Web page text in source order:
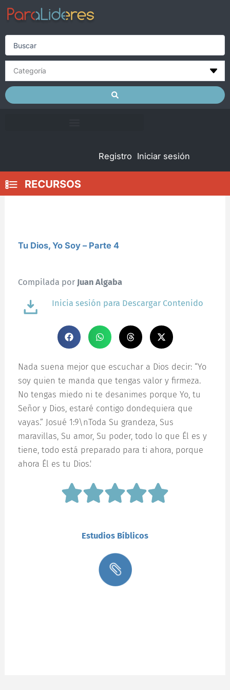
Skip
content
Search
Registro Iniciar sesión
Tu Dios, Yo Soy – Parte 4
Compilada por Juan Algaba
Inicia sesión para Descargar Contenido
Nada suena mejor que escuchar a Dios decir: “Yo
soy quien te manda que tengas valor y firmeza.
No tengas miedo ni te desanimes porque Yo, tu
Señor y Dios, estaré contigo dondequiera que
vayas.” Josué 1:9\nToda Su grandeza, Sus
maravillas, Su amor, Su poder, todo lo que Él es y
tiene, todo está preparado para ti ahora, porque
ahora Él es tu Dios.'
Estudios Bíblicos